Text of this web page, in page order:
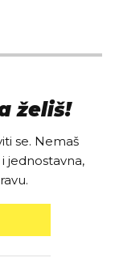
želiš!
se. Nemaš
jednostavna,